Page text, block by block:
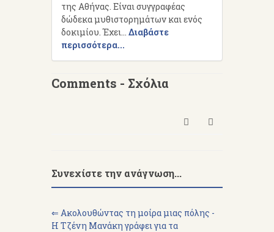
της Αθήνας. Είναι συγγραφέας
δώδεκα μυθιστορημάτων και ενός
δοκιμίου. Έχει... Διαβάστε
περισσότερα...
Comments - Σχόλια
Συνεχίστε την ανάγνωση...
⇐ Ακολουθώντας τη μοίρα μιας πόλης -
Η Τζένη Μανάκη γράφει για τα